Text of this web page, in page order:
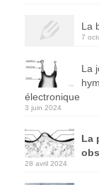
La
7
La
électronique
3 juin 2024
La
28 avril 2024